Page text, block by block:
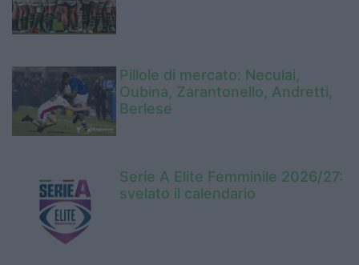
Pillole di mercato: Neculai,
Oubina, Zarantonello, Andretti,
Berlese
Serie A Elite Femminile 2026/27:
svelato il calendario